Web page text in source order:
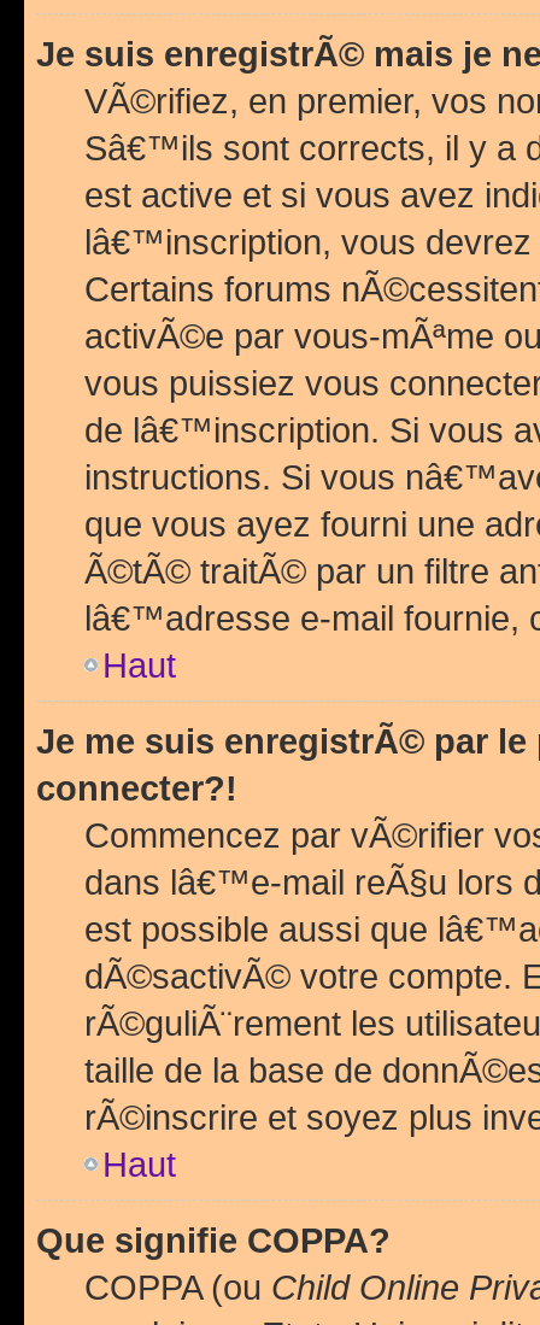
Je suis enregistrÃ© mais je
VÃ©rifiez, en premier, vos
Sâ€™ils sont corrects, il y a
est active et si vous avez
lâ€™inscription, vous
Certains forums
activÃ©e par vous-mÃªme
vous puissiez vous
de lâ€™inscription. Si vous
instructions. Si vous
que vous ayez fourni une
Ã©tÃ© traitÃ© par un filtre
lâ€™adresse e-mail fournie,
Haut
Je me suis enregistrÃ© par
connecter?!
Commencez par vÃ©rifier
dans lâ€™e-mail reÃ§u lors
est possible aussi que
dÃ©sactivÃ© votre compte.
rÃ©guliÃ¨rement les
taille de la base de
rÃ©inscrire et soyez plus
Haut
Que signifie COPPA?
COPPA (ou Child Online